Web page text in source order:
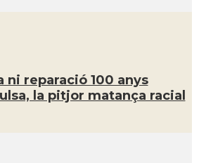
Catalans a MINNESOTA
ni reparació 100 anys
la pitjor matança racial